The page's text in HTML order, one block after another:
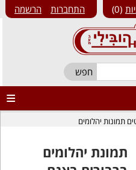
התחברות הרשמה 0
תמונות יהלומים
תמונת יהלומים